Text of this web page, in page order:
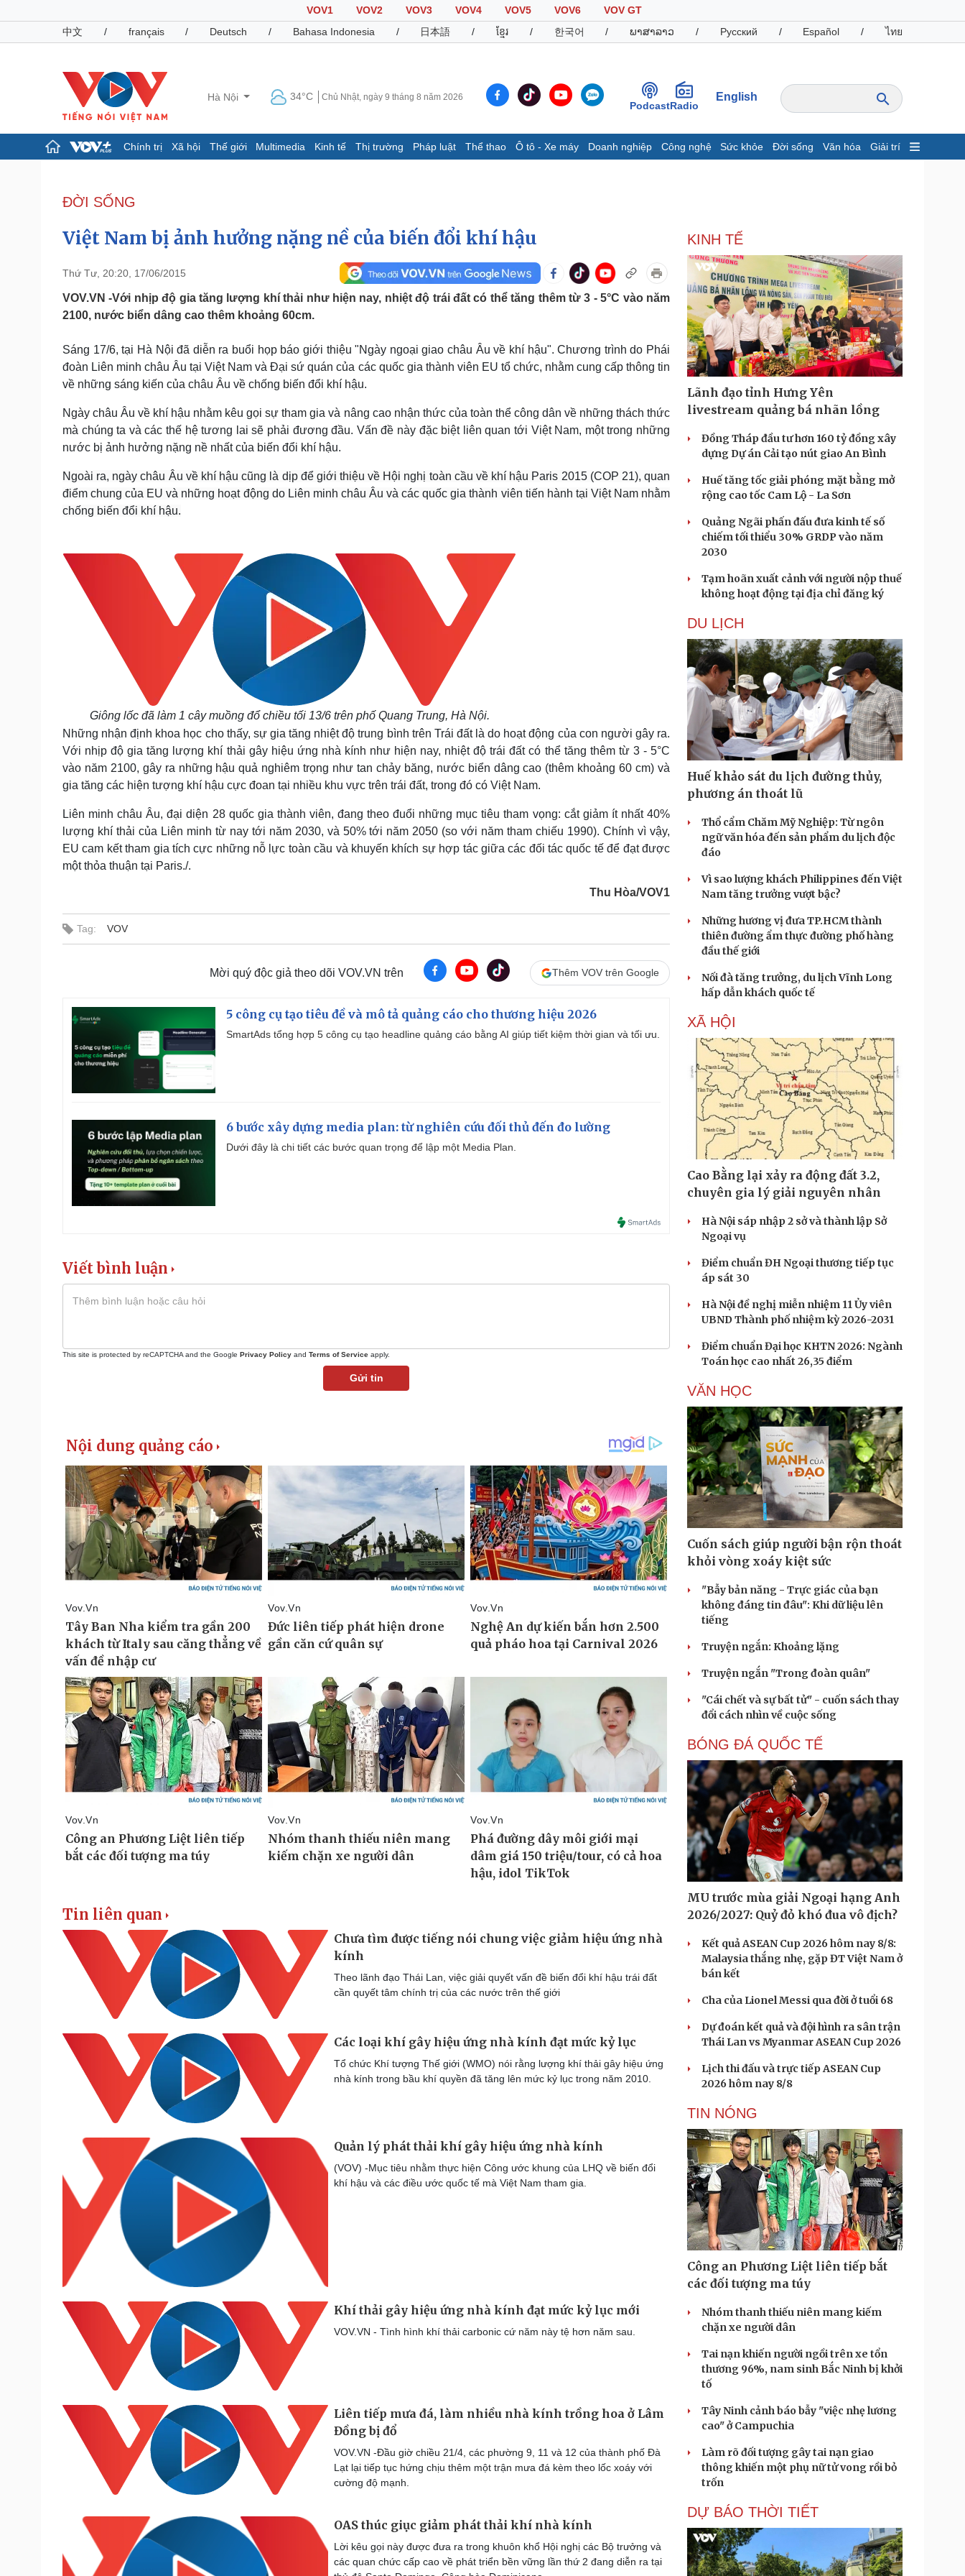
VOV1 VOV2 VOV3 VOV4 VOV5 VOV6
VOV GT
中文
/ français / Deutsch / Bahasa Indonesia / 日本語 / ខ្មែរ / 한국어 / ພາສາລາວ / Русский / Español / ไทย
Hà Nội 34°C Chủ Nhật, ngày 9 tháng 8 năm 2026
PodcastRadio
English
Chính trị Xã hội Thế giới Multimedia Kinh tế Thị trường Pháp luật Thể thao Ô tô - Xe máy Doanh nghiệp Công nghệ Sức khỏe Đời sống Văn hóa Giải trí
Đảng
Tổ chức nhân sự
Nhận diện sự thật
Giáo dục
Dấu ấn VOV
Hồ sơ
Infographic
Giá cà phê
Pháp luật
Vụ án
Tư vấn luật
Quân sự - Quốc phòng
Vũ khí
Phân tích
Thể thao
Thế giới thể thao
eSports
Hậu trường
Ô tô - Xe máy
Tư vấn
Doanh nghiệp
Thông tin doanh nghiệp
Doanh nghiệp 24h
Doanh nhân
Vì cộng đồng
Công nghệ
Sành điệu
Tin Công nghệ
Trải nghiệm
Chuyển đổi số
Dinh dưỡng - món ngon
Cây thuốc
Sản phụ khoa
Nam khoa
Làm đẹp - giảm cân
Phòng mạch online
Nhà đẹp
Blog
Tình yêu - Gia đình
Sân khấu - Điện ảnh
Văn học
Nghệ sĩ
Thời trang
Tư vấn
Săn Tour
Podcast
Câu chuyện thời sự
Đọc truyện đêm khuya
Cửa sổ tình yêu
Hạt giống tâm hồn
ĐỜI SỐNG
Việt Nam bị ảnh hưởng nặng nề của biến đổi khí hậu
Thứ Tư, 20:20, 17/06/2015
VOV.VN -Với nhịp độ gia tăng lượng khí thải như hiện nay, nhiệt độ trái đất có thể tăng thêm từ 3 - 5°C vào năm
2100, nước biển dâng cao thêm khoảng 60cm.
Sáng 17/6, tại Hà Nội đã diễn ra buổi họp báo giới thiệu "Ngày ngoại giao châu Âu về khí hậu". Chương trình do Phái
đoàn Liên minh châu Âu tại Việt Nam và Đại sứ quán của các quốc gia thành viên EU tổ chức, nhằm cung cấp thông tin
về những sáng kiến của châu Âu về chống biến đổi khí hậu.
Ngày châu Âu về khí hậu nhằm kêu gọi sự tham gia và nâng cao nhận thức của toàn thể công dân về những thách thức
mà chúng ta và các thế hệ tương lai sẽ phải đương đầu. Vấn đề này đặc biệt liên quan tới Việt Nam, một trong những
nước bị ảnh hưởng nặng nề nhất của biến đổi khí hậu.
Ngoài ra, ngày châu Âu về khí hậu cũng là dịp để giới thiệu về Hội nghị toàn cầu về khí hậu Paris 2015 (COP 21), quan
điểm chung của EU và những hoạt động do Liên minh châu Âu và các quốc gia thành viên tiến hành tại Việt Nam nhằm
chống biến đổi khí hậu.
Giông lốc đã làm 1 cây muồng đổ chiều tối 13/6 trên phố Quang Trung, Hà Nội.
Những nhận định khoa học cho thấy, sự gia tăng nhiệt độ trung bình trên Trái đất là do hoạt động của con người gây ra.
Với nhịp độ gia tăng lượng khí thải gây hiệu ứng nhà kính như hiện nay, nhiệt độ trái đất có thể tăng thêm từ 3 - 5°C
vào năm 2100, gây ra những hậu quả nghiêm trọng như tan chảy băng, nước biển dâng cao (thêm khoảng 60 cm) và
gia tăng các hiện tượng khí hậu cực đoan tại nhiều khu vực trên trái đất, trong đó có Việt Nam.
Liên minh châu Âu, đại diện 28 quốc gia thành viên, đang theo đuổi những mục tiêu tham vọng: cắt giảm ít nhất 40%
lượng khí thải của Liên minh từ nay tới năm 2030, và 50% tới năm 2050 (so với năm tham chiếu 1990). Chính vì vậy,
EU cam kết tham gia tích cực những nỗ lực toàn cầu và khuyến khích sự hợp tác giữa các đối tác quốc tế để đạt được
một thỏa thuận tại Paris./.
Thu Hòa/VOV1
Tag: VOV
Mời quý độc giả theo dõi VOV.VN trên Thêm VOV trên Google
5 công cụ tạo tiêu đề và mô tả quảng cáo cho thương hiệu 2026
SmartAds tổng hợp 5 công cụ tạo headline quảng cáo bằng AI giúp tiết kiệm thời gian và tối ưu.
6 bước xây dựng media plan: từ nghiên cứu đối thủ đến đo lường
Dưới đây là chi tiết các bước quan trọng để lập một Media Plan.
Viết bình luận
This site is protected by reCAPTCHA and the Google Privacy Policy and Terms of Service apply.
Gửi tin
Tin liên quan
Chưa tìm được tiếng nói chung việc giảm hiệu ứng nhà
kính
Theo lãnh đạo Thái Lan, việc giải quyết vấn đề biến đổi khí hậu trái đất
cần quyết tâm chính trị của các nước trên thế giới
Các loại khí gây hiệu ứng nhà kính đạt mức kỷ lục
Tổ chức Khí tượng Thế giới (WMO) nói rằng lượng khí thải gây hiệu ứng
nhà kính trong bầu khí quyền đã tăng lên mức kỷ lục trong năm 2010.
Quản lý phát thải khí gây hiệu ứng nhà kính
(VOV) -Mục tiêu nhằm thực hiện Công ước khung của LHQ về biến đổi
khí hậu và các điều ước quốc tế mà Việt Nam tham gia.
Khí thải gây hiệu ứng nhà kính đạt mức kỷ lục mới
VOV.VN - Tình hình khí thải carbonic cứ năm này tệ hơn năm sau.
Liên tiếp mưa đá, làm nhiều nhà kính trồng hoa ở Lâm
Đồng bị đổ
VOV.VN -Đầu giờ chiều 21/4, các phường 9, 11 và 12 của thành phố Đà
Lạt lại tiếp tục hứng chịu thêm một trận mưa đá kèm theo lốc xoáy với
cường độ mạnh.
OAS thúc giục giảm phát thải khí nhà kính
Lời kêu gọi này được đưa ra trong khuôn khổ Hội nghị các Bộ trưởng và
các quan chức cấp cao về phát triển bền vững lần thứ 2 đang diễn ra tại
KINH TẾ
Lãnh đạo tỉnh Hưng Yên
livestream quảng bá nhãn lồng
Đồng Tháp đầu tư hơn 160 tỷ đồng xây
dựng Dự án Cải tạo nút giao An Bình
Huế tăng tốc giải phóng mặt bằng mở
rộng cao tốc Cam Lộ - La Sơn
Quảng Ngãi phấn đấu đưa kinh tế số
chiếm tối thiểu 30% GRDP vào năm
2030
Tạm hoãn xuất cảnh với người nộp thuế
không hoạt động tại địa chỉ đăng ký
DU LỊCH
Huế khảo sát du lịch đường thủy,
phương án thoát lũ
Thổ cẩm Chăm Mỹ Nghiệp: Từ ngôn
ngữ văn hóa đến sản phẩm du lịch độc
đáo
Vì sao lượng khách Philippines đến Việt
Nam tăng trưởng vượt bậc?
Những hương vị đưa TP.HCM thành
thiên đường ẩm thực đường phố hàng
đầu thế giới
Nối đà tăng trưởng, du lịch Vĩnh Long
hấp dẫn khách quốc tế
XÃ HỘI
Cao Bằng lại xảy ra động đất 3.2,
chuyên gia lý giải nguyên nhân
Hà Nội sáp nhập 2 sở và thành lập Sở
Ngoại vụ
Điểm chuẩn ĐH Ngoại thương tiếp tục
áp sát 30
Hà Nội đề nghị miễn nhiệm 11 Ủy viên
UBND Thành phố nhiệm kỳ 2026-2031
Điểm chuẩn Đại học KHTN 2026: Ngành
Toán học cao nhất 26,35 điểm
VĂN HỌC
Cuốn sách giúp người bận rộn thoát
khỏi vòng xoáy kiệt sức
"Bẫy bản năng - Trực giác của bạn
không đáng tin đâu": Khi dữ liệu lên
tiếng
Truyện ngắn: Khoảng lặng
Truyện ngắn "Trong đoàn quân"
"Cái chết và sự bất tử" - cuốn sách thay
đổi cách nhìn về cuộc sống
BÓNG ĐÁ QUỐC TẾ
MU trước mùa giải Ngoại hạng Anh
2026/2027: Quỷ đỏ khó đua vô địch?
Kết quả ASEAN Cup 2026 hôm nay 8/8:
Malaysia thắng nhẹ, gặp ĐT Việt Nam ở
bán kết
Cha của Lionel Messi qua đời ở tuổi 68
Dự đoán kết quả và đội hình ra sân trận
Thái Lan vs Myanmar ASEAN Cup 2026
Lịch thi đấu và trực tiếp ASEAN Cup
2026 hôm nay 8/8
TIN NÓNG
Công an Phương Liệt liên tiếp bắt
các đối tượng ma túy
Nhóm thanh thiếu niên mang kiếm
chặn xe người dân
Tai nạn khiến người ngồi trên xe tổn
thương 96%, nam sinh Bắc Ninh bị khởi
tố
Tây Ninh cảnh báo bẫy "việc nhẹ lương
cao" ở Campuchia
Làm rõ đối tượng gây tai nạn giao
thông khiến một phụ nữ tử vong rồi bỏ
trốn
DỰ BÁO THỜI TIẾT